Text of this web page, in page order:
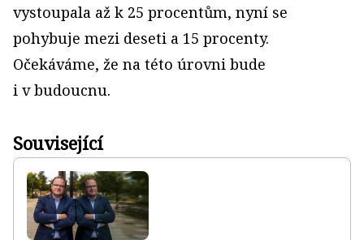
vystoupala až k 25 procentům, nyní se
pohybuje mezi deseti a 15 procenty.
Očekáváme, že na této úrovni bude
i v budoucnu.
Související